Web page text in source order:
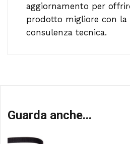
aggiornamento per
prodotto migliore con la
consulenza tecnica.
Guarda anche...